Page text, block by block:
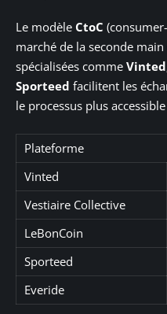
Le modèle CtoC
marché de la seconde
spécialisées comme Vinted
Sporteed facilitent les
le processus plus
Plateforme
Vinted
Vestiaire Collective
LeBonCoin
Sporteed
Everide